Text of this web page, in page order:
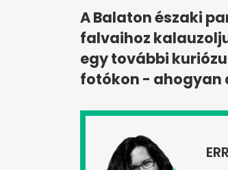
A Balaton északi
falvaihoz
egy további
fotókon - ahogyan